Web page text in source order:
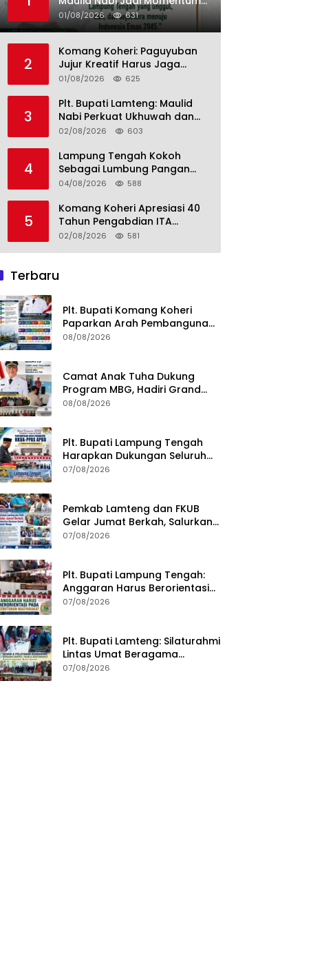
Perkuat Ukhuwah Umat di
Lampung Tengah
01/08/2026 631
2
Komang Koheri: Paguyuban
Jujur Kreatif Harus Jaga
Persatuan untuk Kemajuan
01/08/2026 625
3
Plt. Bupati Lamteng: Maulid
Nabi Perkuat Ukhuwah dan
Jaga Kerukunan Umat
02/08/2026 603
4
Lampung Tengah Kokoh
Sebagai Lumbung Pangan
dan Kekuatan Perkebunan
Kemandirian Pangan adalah
Fondasi Menuju Indonesia
Emas 2045
04/08/2026 588
5
Komang Koheri Apresiasi 40
Tahun Pengabdian ITA
Optical Group untuk
02/08/2026 581
Terbaru
Plt. Bupati Komang Koheri
Paparkan Arah Pembangunan
Lampung Tengah, Fokus pada
08/08/2026
Camat Anak Tuha Dukung
Program MBG, Hadiri Grand
Opening Dapur SPPG Negara Aji
08/08/2026
Plt. Bupati Lampung Tengah
Harapkan Dukungan Seluruh
Pimpinan DPRD Bahas RKUA-
07/08/2026
Pemkab Lamteng dan FKUB
Gelar Jumat Berkah, Salurkan
Bantuan Sosial untuk Warga
07/08/2026
Plt. Bupati Lampung Tengah:
Anggaran Harus Berorientasi
pada Kebutuhan Masyarakat
07/08/2026
Plt. Bupati Lamteng: Silaturahmi
Lintas Umat Beragama
Menjaga Kondusivitas Daerah
07/08/2026